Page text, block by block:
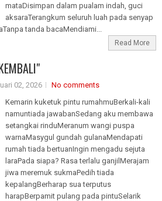
mataDisimpan dalam pualam indah, guci
aksaraTerangkum seluruh luah pada senyap
tanda bacaMendiami...
Read More
02, 2026
No comments
Kemarin kuketuk pintu rumahmuBerkali-kali
namuntiada jawabanSedang aku membawa
setangkai rinduMeranum wangi puspa
warnaMasygul gundah gulanaMendapati
rumah tiada bertuanIngin mengadu sejuta
laraPada siapa? Rasa terlalu ganjilMerajam
jiwa meremuk sukmaPedih tiada
kepalangBerharap sua terputus
harapBerpamit pulang pada pintuSelarik